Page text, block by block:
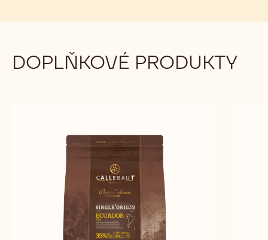
DOPLŇKOVÉ PRODUKTY